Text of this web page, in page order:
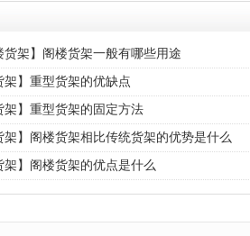
货架】阁楼货架一般有哪些用途
架】重型货架的优缺点
架】重型货架的固定方法
架】阁楼货架相比传统货架的优势是什么
架】阁楼货架的优点是什么